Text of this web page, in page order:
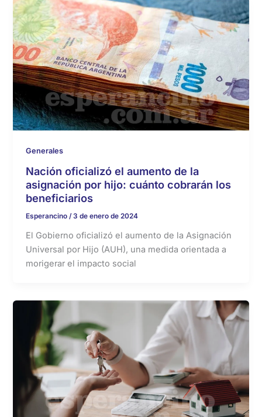
Generales
Nación oficializó el aumento de la
asignación por hijo: cuánto cobrarán los
beneficiarios
Esperancino /3 de enero de 2024
El Gobierno oficializó el aumento de la Asignación
Universal por Hijo (AUH), una medida orientada a
morigerar el impacto social